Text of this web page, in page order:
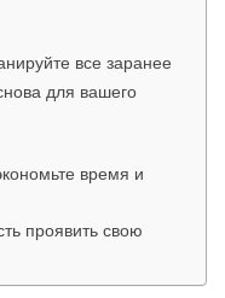
все заранее
для вашего
время и
проявить свою